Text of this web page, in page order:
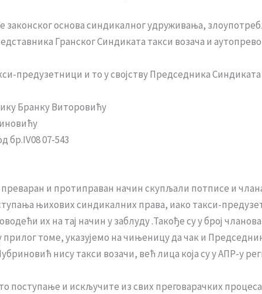
основа синдикалног удруживања,
Гранског Синдиката такси возача и
предузетници и то у својству Председника
Бранку Виторовићу
бр.IV08 07-543
и протиправан начин скупљали потписе и
њихових синдикалних права, иако такси-
их на тај начин у заблуду .Такође су у број
томе, указујемо на чињеницу да чак и
нису такси возачи, већ лица која су у АПР-у
и искључите из свих преговарачких